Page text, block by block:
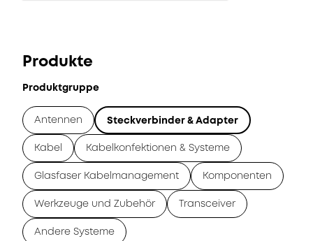
Produkte
Produktgruppe
Antennen Steckverbinder & Adapter
Kabel Kabelkonfektionen & Systeme
Glasfaser Kabelmanagement Komponenten
Werkzeuge und Zubehör Transceiver
Andere Systeme